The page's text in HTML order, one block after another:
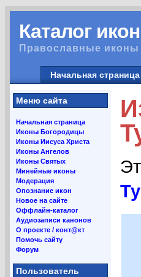
Каталог
Православные
Начальная страница
Меню сайта
Начальная страница
Иконы Богородицы
Иконы Иисуса Христа
Иконы Ангелов
Иконы Святых
Минейные иконы
Модерация
Опознание икон
Новое на сайте
Оффлайн-каталог
Аудиозаписи канонов
О проекте / конт@кт
Помочь сайту
Форум
Пользователь